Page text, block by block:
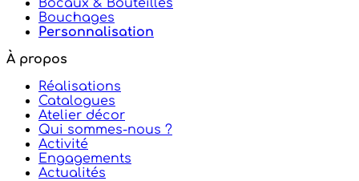
Bocaux & Bouteilles
Bouchages
Personnalisation
À propos
Réalisations
Catalogues
Atelier décor
Qui sommes-nous ?
Activité
Engagements
Actualités